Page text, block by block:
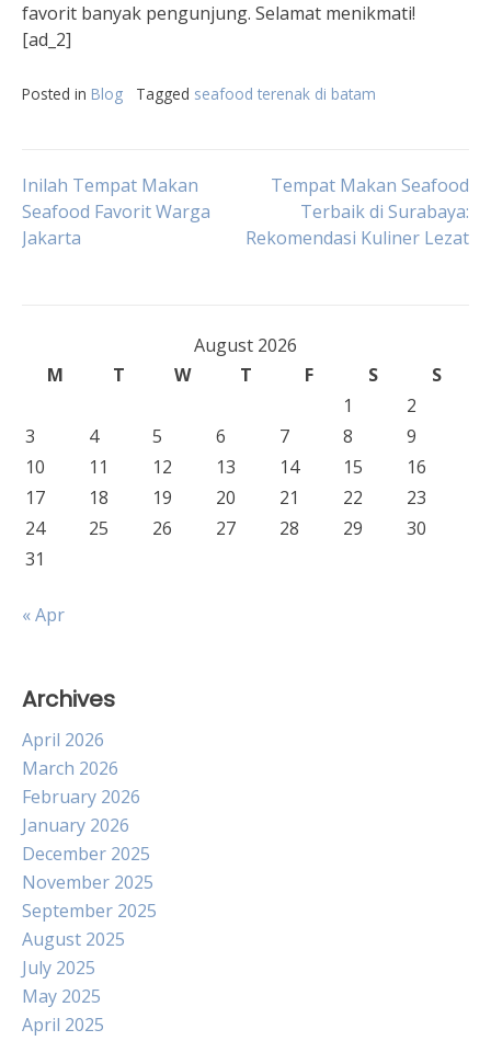
favorit banyak pengunjung. Selamat menikmati!
[ad_2]
Posted in Blog Tagged seafood terenak di batam
Post
navigation
Inilah Tempat Makan
Seafood Favorit Warga
Jakarta
Tempat Makan Seafood
Terbaik di Surabaya:
Rekomendasi Kuliner Lezat
August 2026
M
T W T F S
S
1
2
3
4 5 6 7 8
9
10
11 12 13 14 15
16
17
18 19 20 21 22
23
24
25 26 27 28 29
30
31
« Apr
Archives
April 2026
March 2026
February 2026
January 2026
December 2025
November 2025
September 2025
August 2025
July 2025
May 2025
April 2025